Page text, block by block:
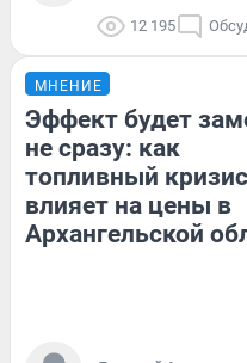
12 195
МНЕНИЕ
Эффект будет
не сразу: как
топливный кризис
влияет на цены в
Архангельской